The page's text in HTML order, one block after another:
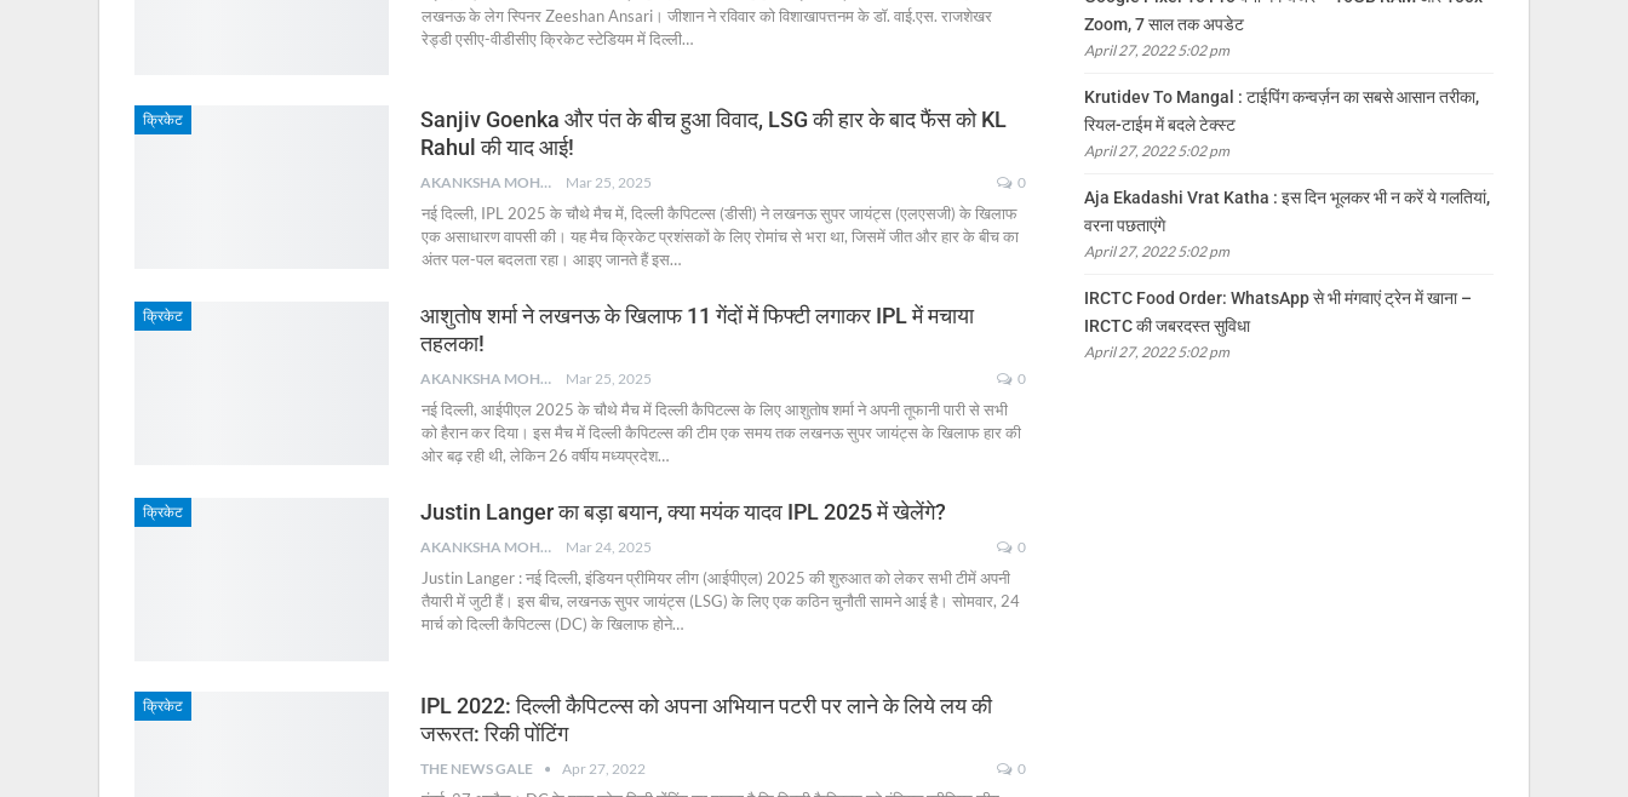
लखनऊ के लेग स्पिनर Zeeshan Ansari। जीशान ने रविवार को विशाखापत्तनम के डॉ. वाई.एस. राजशेखर
रेड्डी एसीए-वीडीसीए क्रिकेट स्टेडियम में दिल्ली…
क्रिकेट
Sanjiv Goenka और पंत के बीच हुआ विवाद, LSG की हार के बाद फैंस को KL
Rahul की याद आई!
AKANKSHA MOHAN Mar 25, 2025 0
नई दिल्ली, IPL 2025 के चौथे मैच में, दिल्ली कैपिटल्स (डीसी) ने लखनऊ सुपर जायंट्स (एलएसजी) के खिलाफ
एक असाधारण वापसी की। यह मैच क्रिकेट प्रशंसकों के लिए रोमांच से भरा था, जिसमें जीत और हार के बीच का
अंतर पल-पल बदलता रहा। आइए जानते हैं इस…
क्रिकेट
आशुतोष शर्मा ने लखनऊ के खिलाफ 11 गेंदों में फिफ्टी लगाकर IPL में मचाया
तहलका!
AKANKSHA MOHAN Mar 25, 2025 0
नई दिल्ली, आईपीएल 2025 के चौथे मैच में दिल्ली कैपिटल्स के लिए आशुतोष शर्मा ने अपनी तूफानी पारी से सभी
को हैरान कर दिया। इस मैच में दिल्ली कैपिटल्स की टीम एक समय तक लखनऊ सुपर जायंट्स के खिलाफ हार की
ओर बढ़ रही थी, लेकिन 26 वर्षीय मध्यप्रदेश…
क्रिकेट Justin Langer का बड़ा बयान, क्या मयंक यादव IPL 2025 में खेलेंगे?
AKANKSHA MOHAN Mar 24, 2025 0
Justin Langer : नई दिल्ली, इंडियन प्रीमियर लीग (आईपीएल) 2025 की शुरुआत को लेकर सभी टीमें अपनी
तैयारी में जुटी हैं। इस बीच, लखनऊ सुपर जायंट्स (LSG) के लिए एक कठिन चुनौती सामने आई है। सोमवार, 24
मार्च को दिल्ली कैपिटल्स (DC) के खिलाफ होने…
क्रिकेट
IPL 2022: दिल्ली कैपिटल्स को अपना अभियान पटरी पर लाने के लिये लय की
जरूरत: रिकी पोंटिंग
THE NEWS GALE Apr 27, 2022 0
Zoom, 7 साल तक अपडेट
April 27, 2022 5:02 pm
Krutidev To Mangal : टाईपिंग कन्वर्ज़न का सबसे आसान तरीका,
रियल-टाईम में बदले टेक्स्ट
April 27, 2022 5:02 pm
Aja Ekadashi Vrat Katha : इस दिन भूलकर भी न करें ये गलतियां,
वरना पछताएंगे
April 27, 2022 5:02 pm
IRCTC Food Order: WhatsApp से भी मंगवाएं ट्रेन में खाना –
IRCTC की जबरदस्त सुविधा
April 27, 2022 5:02 pm